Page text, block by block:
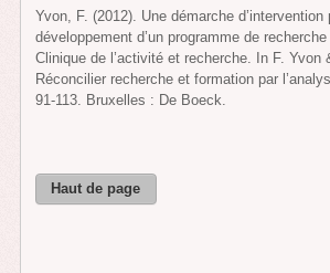
Yvon, F. (2012). Une démarche
développement d’un programme de
Clinique de l’activité et recherche. In F. Yvon
Réconcilier recherche et formation par
91-113. Bruxelles : De Boeck.
Haut de page